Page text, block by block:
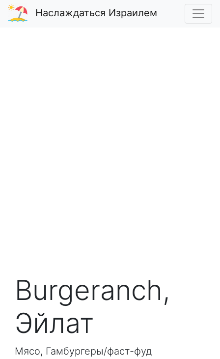
Наслаждаться Израилем
Burgeranch,
Эйлат
Мясо, Гамбургеры/фаст-фуд